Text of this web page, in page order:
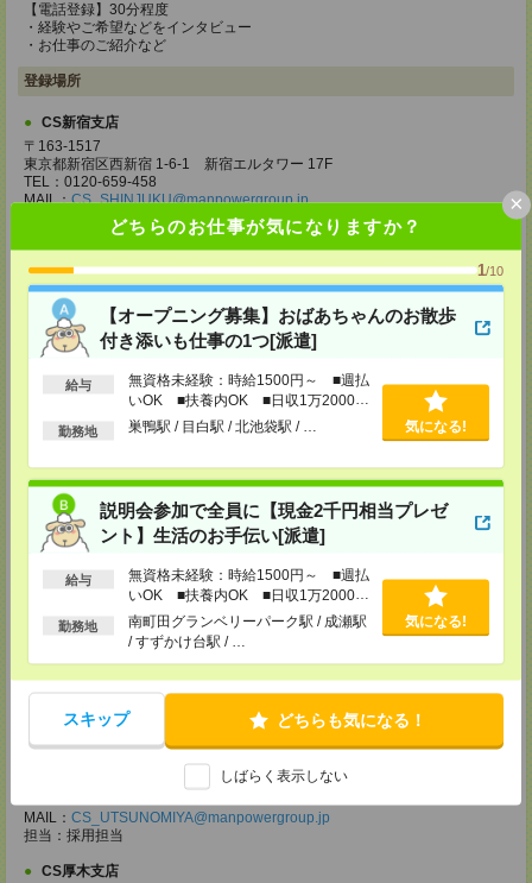
どちらのお仕事が気になりますか？
1/10
【オープニング募集】おばあちゃんのお散歩
付き添いも仕事の1つ[派遣]
給与
無資格未経験：時給1500円～ ■週払
いOK ■扶養内OK ■日収1万2000円
以上
勤務地 巣鴨駅 / 目白駅 / 北池袋駅 / … 気になる!
説明会参加で全員に【現金2千円相当プレゼ
ント】生活のお手伝い[派遣]
給与
無資格未経験：時給1500円～ ■週払
いOK ■扶養内OK ■日収1万2000円
以上
勤務地
南町田グランベリーパーク駅 / 成瀬駅
/ すずかけ台駅 / …
気になる!
スキップ どちらも気になる！
しばらく表示しない
×
【電話登録】30分程度
・経験やご希望などをインタビュー
・お仕事のご紹介など
登録場所
CS新宿支店
〒163-1517
東京都新宿区西新宿 1-6-1 新宿エルタワー 17F
TEL：0120-659-458
MAIL：CS_SHINJUKU@manpowergroup.jp
担当：採用担当
CS立川支店
〒190-0012
東京都立川市曙町2-34-7 ファーレイーストビル 8F
TEL：0120-659-460
MAIL：CS_TACHIKAWA@manpowergroup.jp
担当：採用担当
CS横浜支店
神奈川県横浜市西区みなとみらい 2-2-1 横浜ランドマークタワー36F
TEL：0120-659-459
担当：採用担当
CS大宮支店
〒330-0854 埼玉県さいたま市大宮区桜木町 1-10-16 シーノ大宮ノース
ウイング 9階
TEL：0120-769-355
MAIL： CS_OMIYA@manpowergroup.jp
〒370-0831 群馬県高崎市あら町167 高崎第一生命ビルディング11Ｆ
担当：採用担当
〒321-0953 栃木県宇都宮市東宿郷3-2-18 高知穂ビル2Ｆ
MAIL： CS_UTSUNOMIYA@manpowergroup.jp
担当：採用担当
CS厚木支店